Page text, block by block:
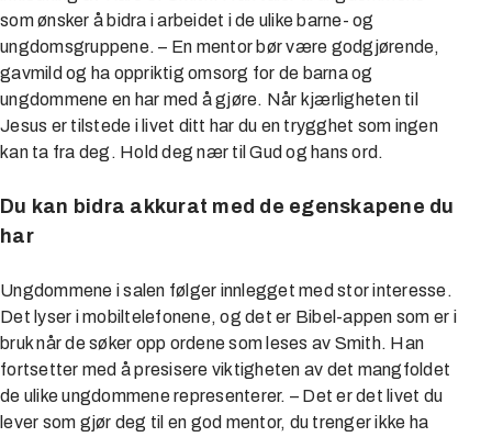
som ønsker å bidra i arbeidet i de ulike barne- og
ungdomsgruppene. – En mentor bør være godgjørende,
gavmild og ha oppriktig omsorg for de barna og
ungdommene en har med å gjøre. Når kjærligheten til
Jesus er tilstede i livet ditt har du en trygghet som ingen
kan ta fra deg. Hold deg nær til Gud og hans ord.
Du kan bidra akkurat med de egenskapene du
har
Ungdommene i salen følger innlegget med stor interesse.
Det lyser i mobiltelefonene, og det er Bibel-appen som er i
bruk når de søker opp ordene som leses av Smith. Han
fortsetter med å presisere viktigheten av det mangfoldet
de ulike ungdommene representerer. – Det er det livet du
lever som gjør deg til en god mentor, du trenger ikke ha